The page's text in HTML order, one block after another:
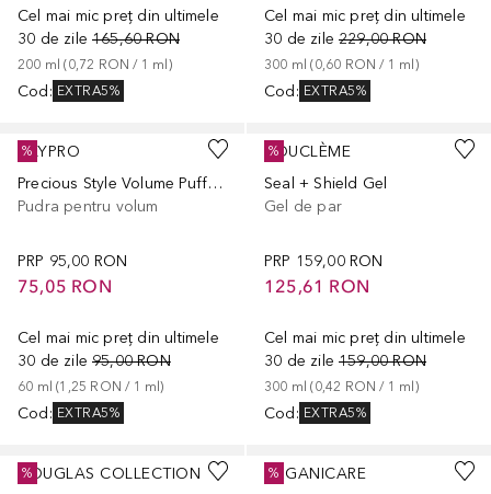
Cel mai mic preț din ultimele
30 de zile 165,60 RON
200 ml (0,72 RON / 1 ml)
Cod : EXTRA5%
Cel mai mic preț din ultimele
30 de zile 229,00 RON
300 ml (0,60 RON / 1 ml)
Cod : EXTRA5%
KAYPRO
Precious Style Volume Puff Powder
Pudra pentru volum
PRP 95,00 RON
75,05 RON
Cel mai mic preț din ultimele
30 de zile 95,00 RON
60 ml (1,25 RON / 1 ml)
Cod : EXTRA5%
%
BOUCLÈME
Seal + Shield Gel
Gel de par
PRP 159,00 RON
125,61 RON
Cel mai mic preț din ultimele
30 de zile 159,00 RON
300 ml (0,42 RON / 1 ml)
Cod : EXTRA5%
%
DOUGLAS COLLECTION
%
ARGANICARE
%